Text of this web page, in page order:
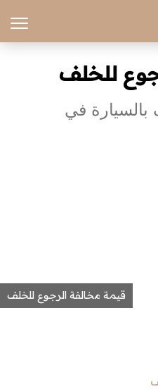
للخلف
بالسيارة في
قيمة مخالفة الرجوع للخلف